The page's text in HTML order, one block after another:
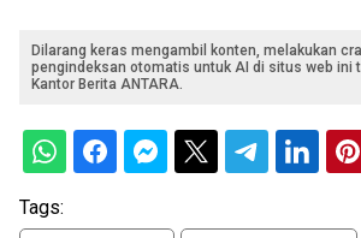
Dilarang keras mengambil konten, melakukan
pengindeksan otomatis untuk AI di situs web ini
Kantor Berita ANTARA.
Tags: